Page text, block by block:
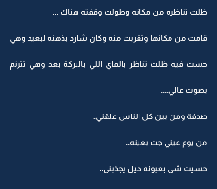
ظلت تناظره من مكانه وطولت وقفته هناك ...
قامت من مكانها وتقربت منه وكان شارد بذهنه لبعيد وهي
حست فيه ظلت تناظر بالماي اللي بالبركة بعد وهي تترنم
بصوت عالي....
صدفة ومن بين كل الناس علقني..
من يوم عيني جت بعينه..
حسيت شي بعيونه حيل يجذبني..